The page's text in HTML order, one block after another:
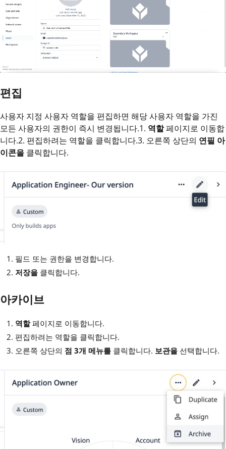
편집
사용자 지정 사용자 역할을 편집하면 해당 사용자 역할을 가진
모든 사용자의 권한이 즉시 변경됩니다.1. 역할페이지로 이동합
니다.2. 편집하려는 역할을 클릭합니다.3. 오른쪽 상단의 연필 아
이콘을 클릭합니다.
필드 또는 권한을 변경합니다.
저장을 클릭합니다.
아카이브
역할페이지로 이동합니다.
편집하려는 역할을 클릭합니다.
오른쪽 상단의 점 3개 메뉴를 클릭합니다. 보관을 선택합니다.